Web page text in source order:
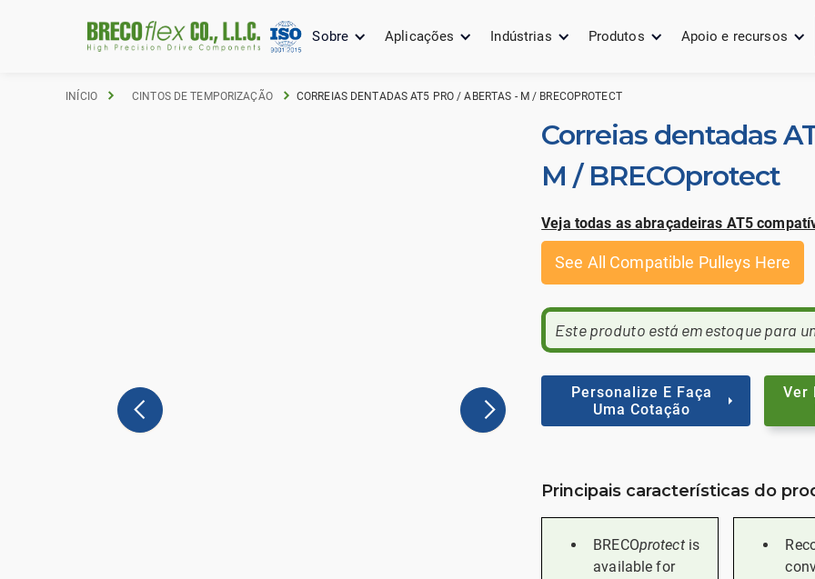
Sobre Aplicações Indústrias Produtos Apoio e recursos
INÍCIO CINTOS DE TEMPORIZAÇÃO CORREIAS DENTADAS AT5 PRO / ABERTAS - M / BRECOPROTECT
Correias dentadas
M / BRECOprotect
Veja todas as abraçadeiras AT5
See All Compatible Pulleys Here
Este produto está em estoque para
Personalize E Faça
Uma Cotação
Ver
Principais características do
BRECOprotectis
available for